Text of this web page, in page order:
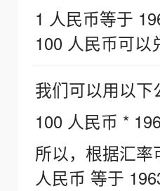
1 人民币等于
100 人民币可以
我们可以用以下
100 人民币 *
所以，根据汇
人民币 等于